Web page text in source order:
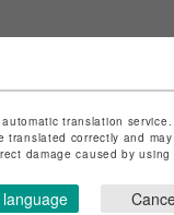
づく表記はこちら
translation service.
correctly and
damage caused by